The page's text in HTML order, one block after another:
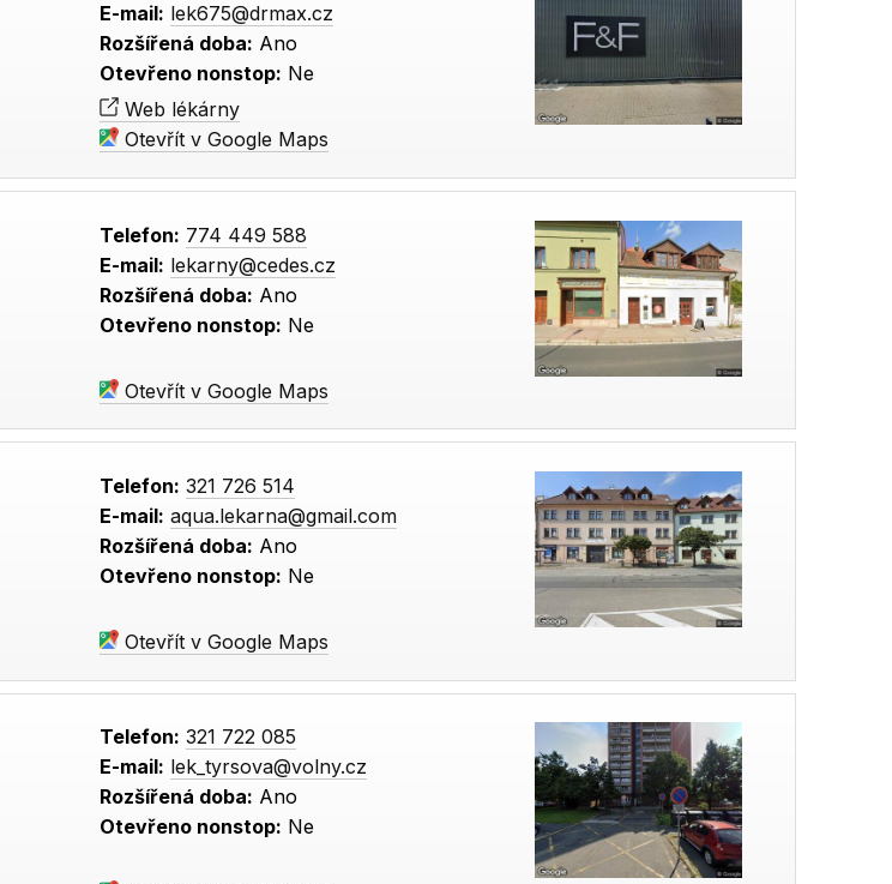
E-mail: lek675@drmax.cz
Rozšířená doba: Ano
Otevřeno nonstop: Ne
Web lékárny
Otevřít v Google Maps
Telefon: 774 449 588
E-mail: lekarny@cedes.cz
Rozšířená doba: Ano
Otevřeno nonstop: Ne
Otevřít v Google Maps
Telefon: 321 726 514
E-mail: aqua.lekarna@gmail.com
Rozšířená doba: Ano
Otevřeno nonstop: Ne
Otevřít v Google Maps
Telefon: 321 722 085
E-mail: lek_tyrsova@volny.cz
Rozšířená doba: Ano
Otevřeno nonstop: Ne